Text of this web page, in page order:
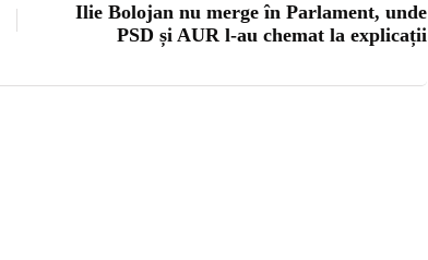
Ilie Bolojan nu merge în Parlament, unde
PSD și AUR l-au chemat la explicații